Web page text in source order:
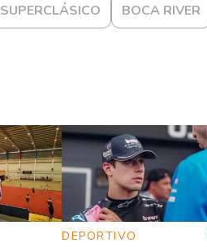
SUPERCLÁSICO BOCA RIVER
DEPORTIVO